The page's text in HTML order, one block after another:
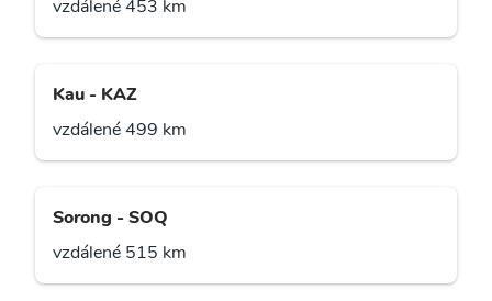
vzdálené 453 km
Kau - KAZ
vzdálené 499 km
Sorong - SOQ
vzdálené 515 km